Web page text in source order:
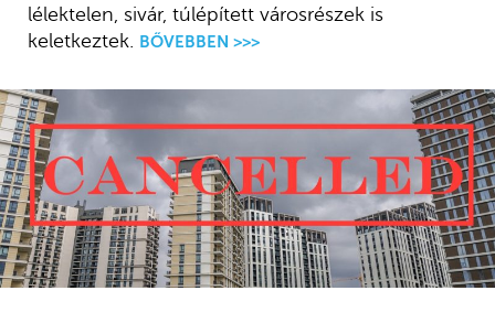
lélektelen, sivár, túlépített városrészek is
keletkeztek.
BŐVEBBEN >>>